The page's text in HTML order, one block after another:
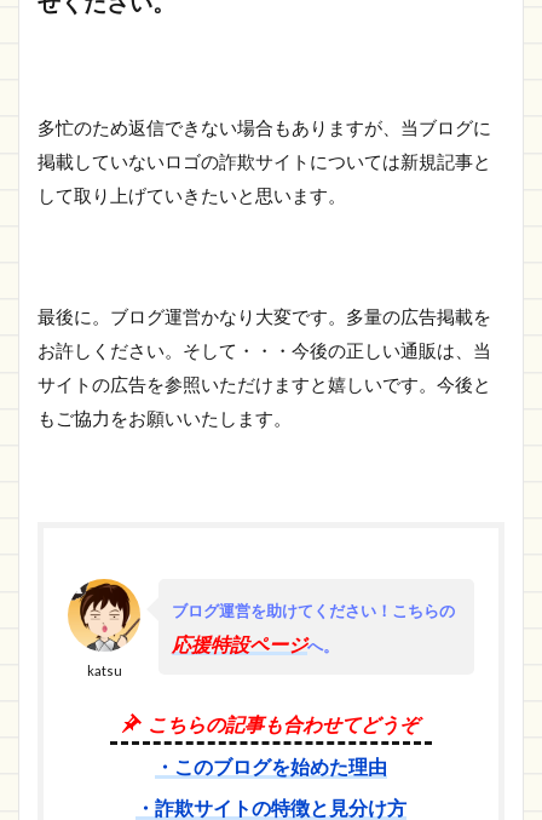
多忙のため返信できない場合もありますが、当ブログに
掲載していないロゴの詐欺サイトについては新規記事と
して取り上げていきたいと思います。
最後に。ブログ運営かなり大変です。多量の広告掲載を
お許しください。そして・・・今後の正しい通販は、当
サイトの広告を参照いただけますと嬉しいです。今後と
もご協力をお願いいたします。
katsu
ブログ運営を助けてください！ こちらの
応援特設ページへ。
こちらの記事も合わせてどうぞ
・このブログを始めた理由
・詐欺サイトの特徴と見分け方